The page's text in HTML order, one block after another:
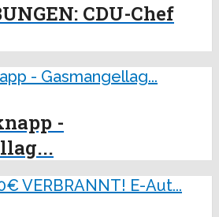
CDU-Chef
-